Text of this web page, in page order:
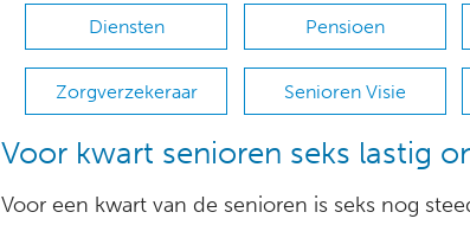
Diensten Pensioen
Zorgverzekeraar Senioren Visie
Voor kwart senioren seks lastig
Voor een kwart van de senioren is seks nog